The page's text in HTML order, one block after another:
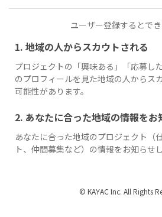
ユーザー登録するとでき
1. 地域の人からスカウトされる
プロジェクトの「興味ある」「応募し
のプロフィールを見た地域の人からス
可能性があります。
2. あなたに合った地域の情報をお
あなたに合った地域のプロジェクト（
ト、仲間募集など）の情報をお知らせし
© KAYAC Inc. All Rights